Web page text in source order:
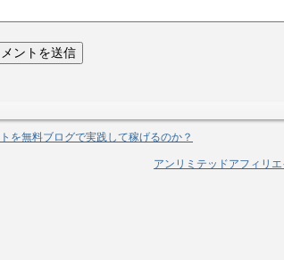
を無料ブログで実践して稼げるのか？
アンリミテッドアフィリ